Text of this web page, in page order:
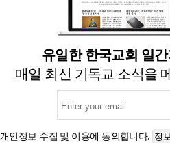
유일한 한국교회 일
매일 최신 기독교 소식을
개인정보 수집 및 이용에 동의합니다.
국제 입력 2011.
"시위대 텐트가